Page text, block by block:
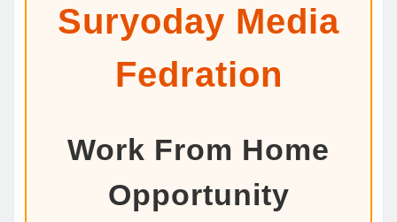
Suryoday Media
Fedration
Work From Home
Opportunity